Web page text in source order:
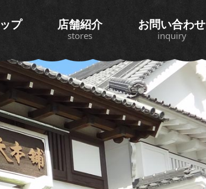
プ 店舗紹介
stores
お問い合わせ
inquiry